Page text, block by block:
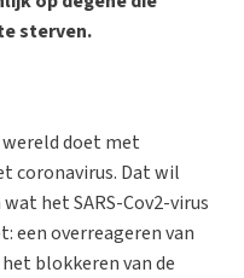
sterven.
wereld doet met
coronavirus. Dat wil
het SARS-Cov2-virus
een overreageren van
blokkeren van de